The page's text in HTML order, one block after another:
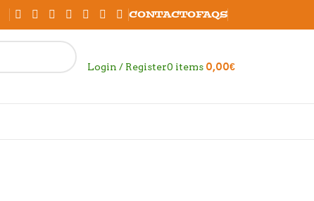
CONTACTOFAQS
Login / Register0 items 0,00€